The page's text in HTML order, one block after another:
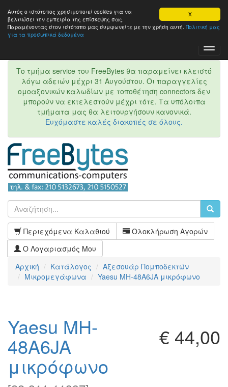
X
Αυτός ο ιστότοπος χρησιμοποιεί cookies για να
βελτιώσει την εμπειρία της επίσκεψης σας.
Παραμένοντας στον ιστότοπo μας συμφωνείτε με την χρήση αυτή. Πολιτική μας
για τα προσωπικά δεδομένα
Το τμήμα service του FreeBytes θα παραμείνει κλειστό
λόγω αδειών μέχρι 31 Αυγούστου. Οι παραγγελίες
ομοαξονικών καλωδίων με τοποθέτηση connectors δεν
μπορούν να εκτελεστούν μέχρι τότε. Τα υπόλοιπα
τμήματα μας θα λειτουργήσουν κανονικά.
Ευχόμαστε καλές διακοπές σε όλους.
Περιεχόμενα Καλαθιού
Ολοκλήρωση Αγορών
Ο Λογαριασμός Μου
Αρχική
Κατάλογος
Αξεσουάρ Πομποδεκτών
Μικρομεγάφωνα
Yaesu MH-48A6JA μικρόφωνο
€ 44,00
Yaesu MH-
48A6JA
μικρόφωνο